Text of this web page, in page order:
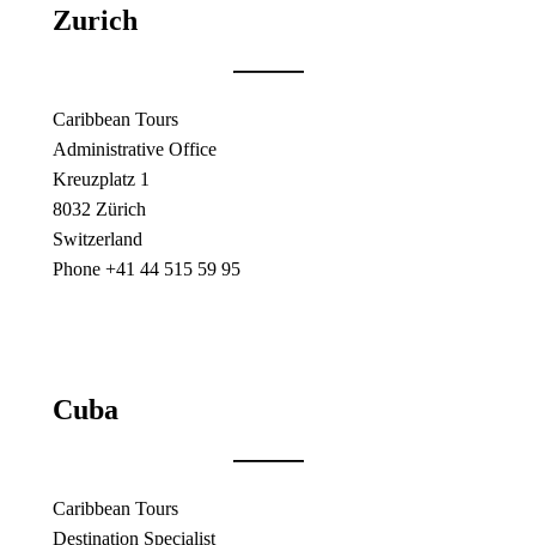
Zurich
Caribbean Tours
Administrative Office
Kreuzplatz 1
8032 Zürich
Switzerland
Phone +41 44 515 59 95
Cuba
Caribbean Tours
Destination Specialist